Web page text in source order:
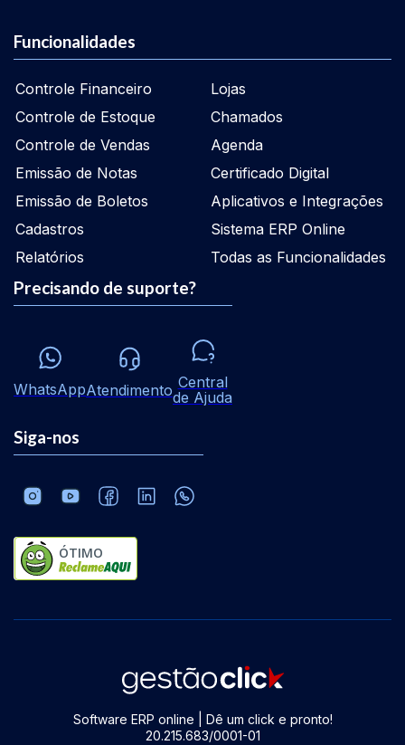
Funcionalidades
Controle Financeiro
Controle de Estoque
Controle de Vendas
Emissão de Notas
Emissão de Boletos
Cadastros
Relatórios
Lojas
Chamados
Agenda
Certificado Digital
Aplicativos e Integrações
Sistema ERP Online
Todas as Funcionalidades
Precisando de suporte?
WhatsAppAtendimento Central
de Ajuda
Siga-nos
ÓTIMO
Software ERP online | Dê um click e pronto!
20.215.683/0001-01